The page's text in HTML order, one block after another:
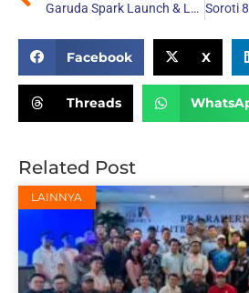
Garuda Spark Launch & Lunch Tampilkan Inovasi 10 Startup Terpilih kepada Investor
Share:
Facebook X
Threads
Related Post
LAINNYA